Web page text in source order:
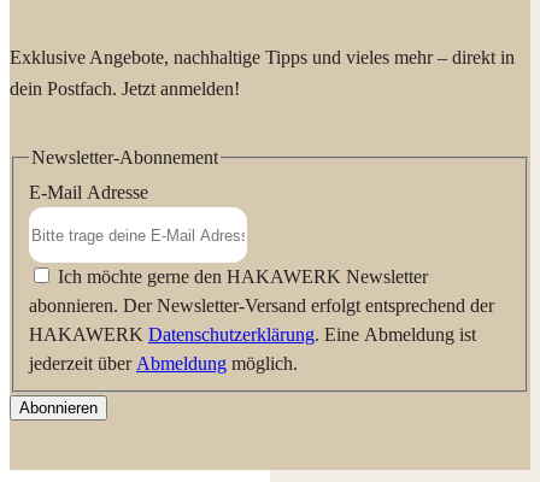
Exklusive Angebote, nachhaltige Tipps und vieles mehr – direkt in
dein Postfach. Jetzt anmelden!
Newsletter-Abonnement
E-Mail Adresse
Ich möchte gerne den HAKAWERK Newsletter
abonnieren. Der Newsletter-Versand erfolgt entsprechend der
HAKAWERK Datenschutzerklärung. Eine Abmeldung ist
jederzeit über Abmeldung möglich.
Abonnieren